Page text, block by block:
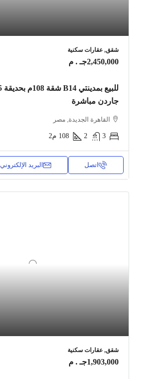
شقق, عقارات سكنية
2,450,000جـ . م
جاردن مباشرة
القاهرة الجديدة, مصر
3
2
108 م2
اتصل البريد الإلكتروني
شقق, عقارات سكنية
1,903,000جـ . م